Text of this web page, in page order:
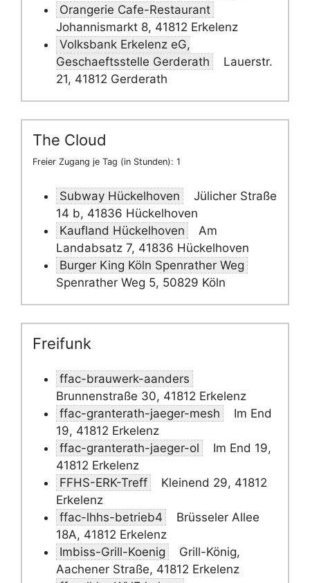
Orangerie Cafe-Restaurant
Johannismarkt 8, 41812 Erkelenz
Volksbank Erkelenz eG,
Geschaeftsstelle Gerderath
Lauerstr.
21, 41812 Gerderath
The Cloud
Freier Zugang je Tag (in Stunden): 1
Subway Hückelhoven
Jülicher Straße
14 b, 41836 Hückelhoven
Kaufland Hückelhoven
Am
Landabsatz 7, 41836 Hückelhoven
Burger King Köln Spenrather Weg
Spenrather Weg 5, 50829 Köln
Freifunk
ffac-brauwerk-aanders
Brunnenstraße 30, 41812 Erkelenz
ffac-granterath-jaeger-mesh
Im End
19, 41812 Erkelenz
ffac-granterath-jaeger-ol
Im End 19,
41812 Erkelenz
FFHS-ERK-Treff
Kleinend 29, 41812
Erkelenz
ffac-lhhs-betrieb4
Brüsseler Allee
18A, 41812 Erkelenz
Imbiss-Grill-Koenig
Grill-König,
Aachener Straße, 41812 Erkelenz